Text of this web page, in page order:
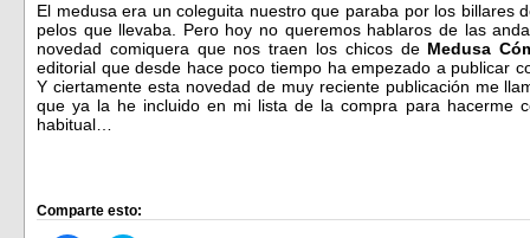
El medusa era un coleguita nuestro que paraba por los billares
pelos que llevaba. Pero hoy no queremos hablaros de las
novedad comiquera que nos traen los chicos de Medusa
editorial que desde hace poco tiempo ha empezado a publicar
Y ciertamente esta novedad de muy reciente publicación me
que ya la he incluido en mi lista de la compra para hacerme
habitual…
Comparte esto: